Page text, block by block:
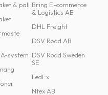
& pall
system
Bring E-commerce
& Logistics AB
DHL Freight
DSV Road AB
DSV Road Sweden
SE
FedEx
Ntex AB